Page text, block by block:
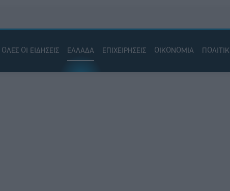
ΟΛΕΣ ΟΙ ΕΙΔΗΣΕΙΣ ΕΛΛΑΔΑ ΕΠΙΧΕΙΡΗΣΕΙΣ ΟΙΚΟΝΟΜΙΑ